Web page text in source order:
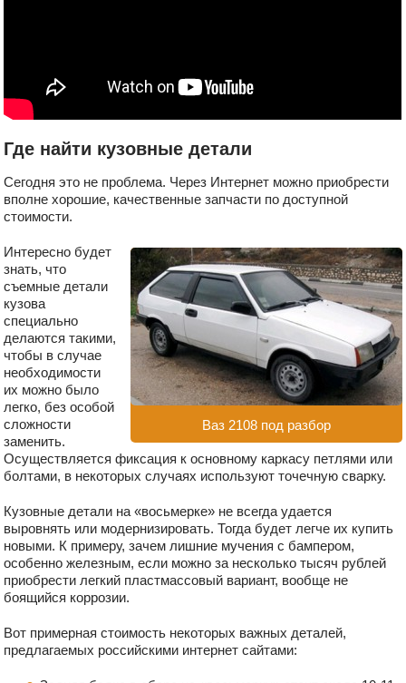
Где найти кузовные детали
Сегодня это не проблема. Через Интернет можно приобрести
вполне хорошие, качественные запчасти по доступной
стоимости.
Ваз 2108 под разбор
Интересно будет
знать, что
съемные детали
кузова
специально
делаются такими,
чтобы в случае
необходимости
их можно было
легко, без особой
сложности
заменить.
Осуществляется фиксация к основному каркасу петлями или
болтами, в некоторых случаях используют точечную сварку.
Кузовные детали на «восьмерке» не всегда удается
выровнять или модернизировать. Тогда будет легче их купить
новыми. К примеру, зачем лишние мучения с бампером,
особенно железным, если можно за несколько тысяч рублей
приобрести легкий пластмассовый вариант, вообще не
боящийся коррозии.
Вот примерная стоимость некоторых важных деталей,
предлагаемых российскими интернет сайтами: